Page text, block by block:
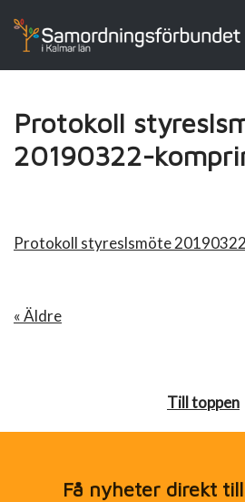
Protokoll
20190322-
Protokoll styreslsmöte
« Äldre
Till toppen
Få nyheter direkt